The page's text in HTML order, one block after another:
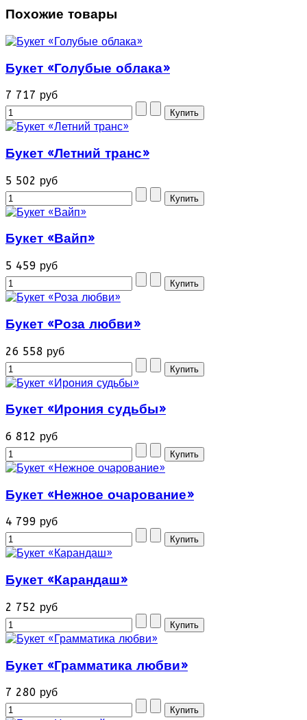
Похожие товары
Букет «Голубые облака»
7 717 руб
Букет «Летний транс»
5 502 руб
Букет «Вайп»
5 459 руб
Букет «Роза любви»
26 558 руб
Букет «Ирония судьбы»
6 812 руб
Букет «Нежное очарование»
4 799 руб
Букет «Карандаш»
2 752 руб
Букет «Грамматика любви»
7 280 руб